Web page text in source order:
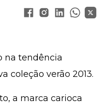
na tendência
coleção verão 2013.
a marca carioca